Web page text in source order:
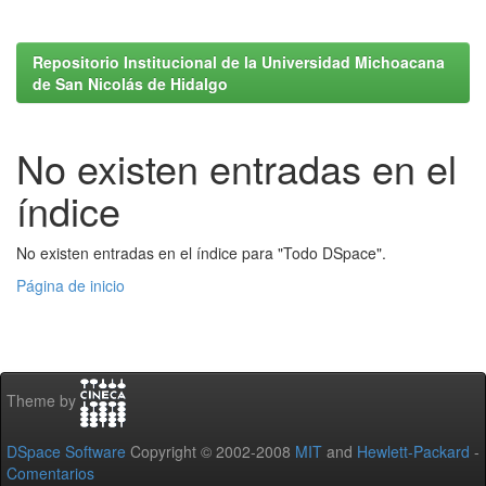
Repositorio Institucional de la Universidad Michoacana
de San Nicolás de Hidalgo
No existen entradas en el
índice
No existen entradas en el índice para "Todo DSpace".
Página de inicio
Theme by
DSpace Software Copyright © 2002-2008 MIT and Hewlett-Packard -
Comentarios